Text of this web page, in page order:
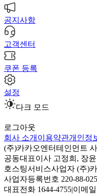
공지사항
고객센터
쿠폰 등록
설정
다크 모드
로그아웃
회사 소개 이용약관개인정
(주)카카오엔터테인먼트
공동대표이사 고정희, 장
호스팅서비스사업자 (주)
사업자등록번호 220-88-
대표전화 1644-4755|이메일